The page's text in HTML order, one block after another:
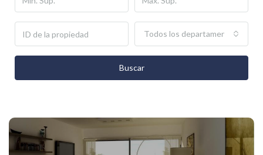
Todos los departamentos
Buscar